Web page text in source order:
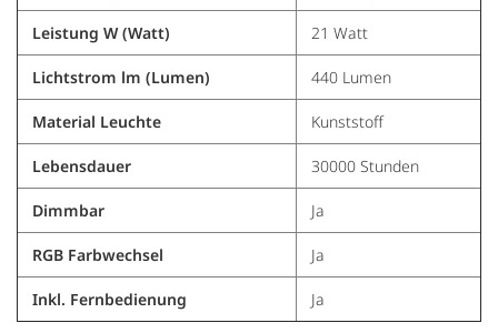
Leistung W (Watt) 21 Watt
Lichtstrom lm (Lumen) 440 Lumen
Material Leuchte Kunststoff
Lebensdauer 30000 Stunden
Dimmbar Ja
RGB Farbwechsel Ja
Inkl. Fernbedienung Ja